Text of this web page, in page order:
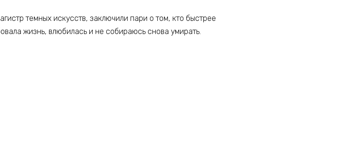
темных искусств, заключили пари о том, кто быстрее
жизнь, влюбилась и не собираюсь снова умирать.